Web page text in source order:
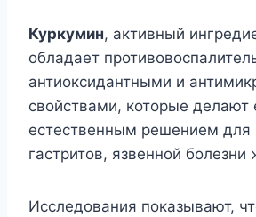
Куркумин, активный
обладает
антиоксидантными и
свойствами, которые делают
естественным решением для
гастритов, язвенной болезни
Исследования показывают,